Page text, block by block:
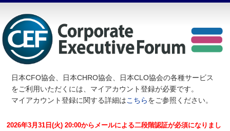
日本CFO協会、日本CHRO協会、日本CLO協会の各種サービス
をご利用いただくには、マイアカウント登録が必要です。
マイアカウント登録に関する詳細はこちらをご参照ください。
2026年3月31日(火) 20:00からメールによる二段階認証が必須になりまし